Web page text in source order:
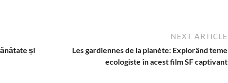
și
NEXT ARTICLE
Les gardiennes de la planète: Explorând teme
ecologiste în acest film SF captivant